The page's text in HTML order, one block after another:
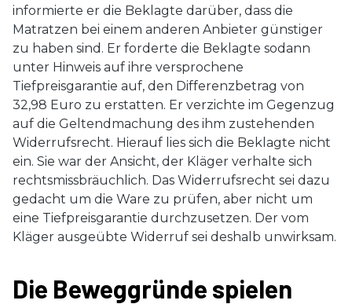
informierte er die Beklagte darüber, dass die
Matratzen bei einem anderen Anbieter günstiger
zu haben sind. Er forderte die Beklagte sodann
unter Hinweis auf ihre versprochene
Tiefpreisgarantie auf, den Differenzbetrag von
32,98 Euro zu erstatten. Er verzichte im Gegenzug
auf die Geltendmachung des ihm zustehenden
Widerrufsrecht. Hierauf lies sich die Beklagte nicht
ein. Sie war der Ansicht, der Kläger verhalte sich
rechtsmissbräuchlich. Das Widerrufsrecht sei dazu
gedacht um die Ware zu prüfen, aber nicht um
eine Tiefpreisgarantie durchzusetzen. Der vom
Kläger ausgeübte Widerruf sei deshalb unwirksam.
Die Beweggründe spielen